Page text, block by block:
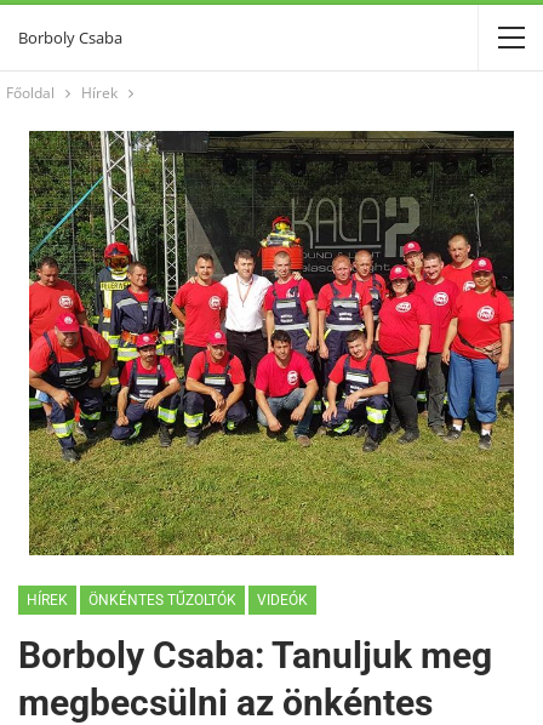
Borboly Csaba
Főoldal Hírek
HÍREK ÖNKÉNTES TŰZOLTÓK VIDEÓK
Borboly Csaba: Tanuljuk meg
megbecsülni az önkéntes